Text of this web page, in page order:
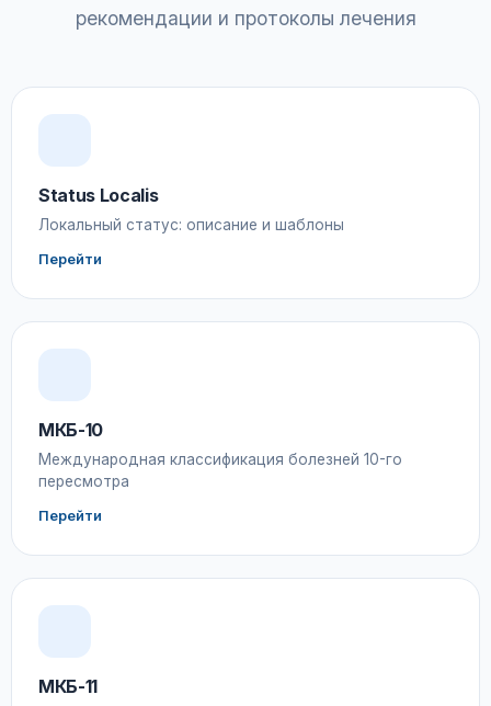
рекомендации и протоколы лечения
Status Localis
Локальный статус: описание и шаблоны
Перейти
МКБ-10
Международная классификация болезней 10-го
пересмотра
Перейти
МКБ-11